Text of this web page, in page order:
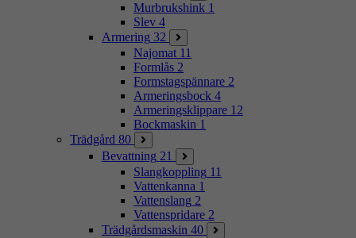
Murbrukshink 1
Slev 4
Armering 32
Najomat 11
Formlås 2
Formstagspännare 2
Armeringsbock 4
Armeringsklippare 12
Bockmaskin 1
Trädgård 80
Bevattning 21
Slangkoppling 11
Vattenkanna 1
Vattenslang 2
Vattenspridare 2
Trädgårdsmaskin 40